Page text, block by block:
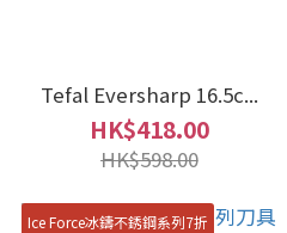
Tefal Eversharp 16.5c...
HK$418.00
HK$598.00
Ice Force冰鑄不銹鋼系列7折